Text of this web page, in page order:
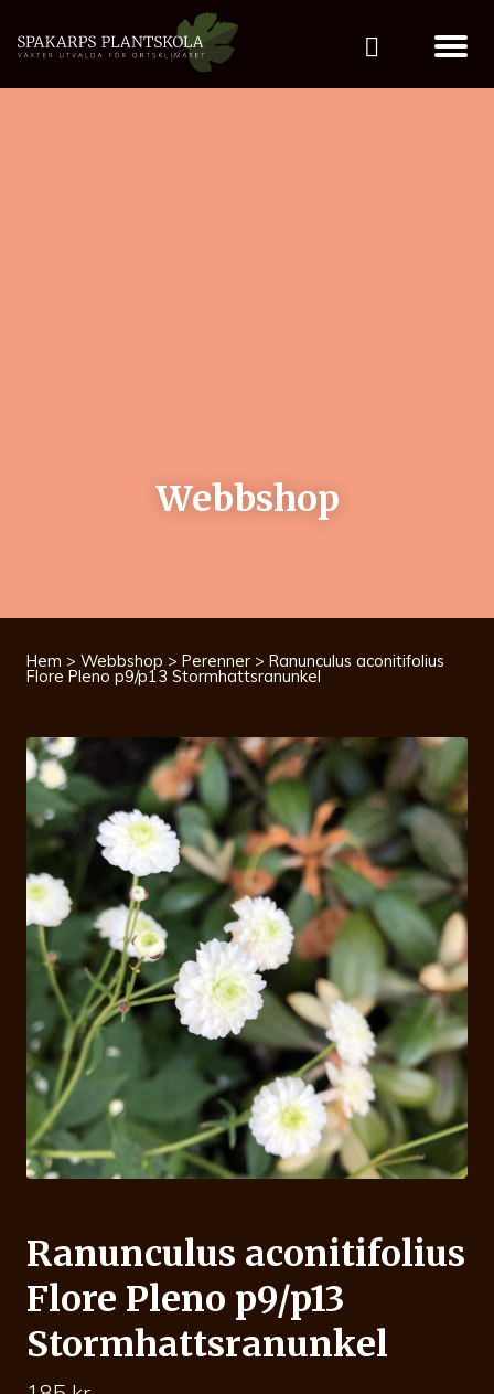
Webbshop
Hem > Webbshop > Perenner > Ranunculus aconitifolius
Flore Pleno p9/p13 Stormhattsranunkel
Ranunculus aconitifolius
Flore Pleno p9/p13
Stormhattsranunkel